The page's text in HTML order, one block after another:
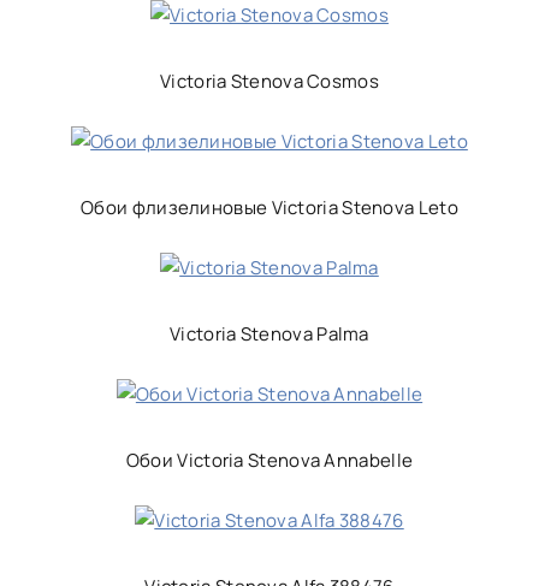
Victoria Stenova Cosmos
Обои флизелиновые Victoria Stenova Leto
Victoria Stenova Palma
Обои Victoria Stenova Annabelle